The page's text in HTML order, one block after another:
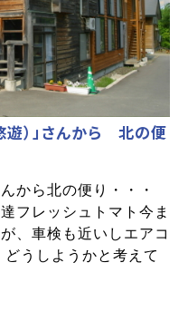
遊）」さんから 北の便
から北の便り・・・
フレッシュトマト今ま
、車検も近いしエアコ
うしようかと考えて